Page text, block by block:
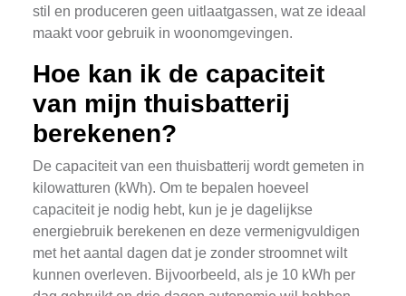
stil en produceren geen uitlaatgassen, wat ze ideaal
maakt voor gebruik in woonomgevingen.
Hoe kan ik de capaciteit
van mijn thuisbatterij
berekenen?
De capaciteit van een thuisbatterij wordt gemeten in
kilowatturen (kWh). Om te bepalen hoeveel
capaciteit je nodig hebt, kun je je dagelijkse
energiebruik berekenen en deze vermenigvuldigen
met het aantal dagen dat je zonder stroomnet wilt
kunnen overleven. Bijvoorbeeld, als je 10 kWh per